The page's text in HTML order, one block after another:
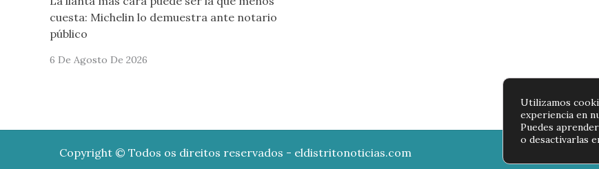
cuesta: Michelin lo demuestra ante notario
público
6 De Agosto De 2026
Copyright © Todos os direitos reservados - eldistritonoticias.com
Utilizamos
experiencia en
Puedes
o desactivarlas